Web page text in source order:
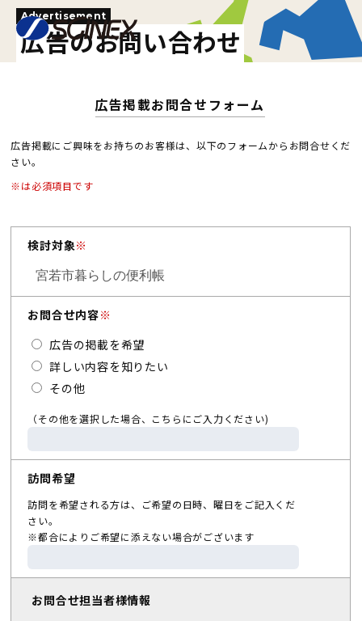
Advertisement
広告のお問い合わせ
広告掲載お問合せフォーム
広告掲載にご興味をお持ちのお客様は、以下のフォームからお問合せくだ
さい。
※は必須項目です
検討対象※
お問合せ内容※
広告の掲載を希望
詳しい内容を知りたい
その他
（その他を選択した場合、こちらにご入力ください)
訪問希望
訪問を希望される方は、ご希望の日時、曜日をご記入くだ
さい。
※都合によりご希望に添えない場合がございます
お問合せ担当者様情報